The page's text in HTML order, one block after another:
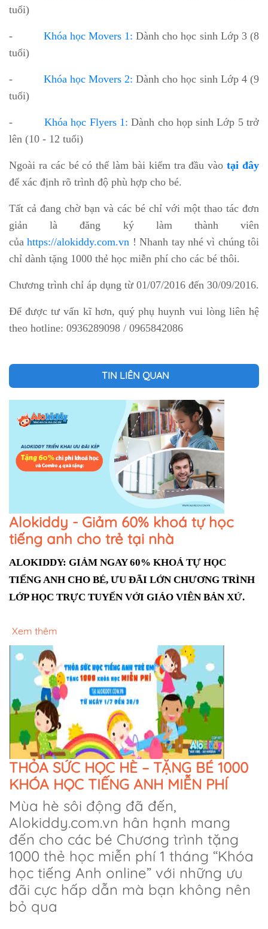
tuổi)
- Khóa học Movers 1: Dành cho học sinh Lớp 3 (8
tuổi)
- Khóa học Movers 2: Dành cho học sinh Lớp 4 (9
tuổi)
- Khóa học Flyers 1: Dành cho họp sinh Lớp 5 trở
lên (10 - 12 tuổi)
Ngoài ra các bé có thể làm bài kiểm tra đầu vàotại đây
để xác định rõ trình độ phù hợp cho bé.
Tất cả đang chờ bạn và các bé chỉ với một thao tác đơn
giản là đăng ký làm thành viên
củahttps://alokiddy.com.vn ! Nhanh tay nhé vì chúng tôi
chỉ dành tặng 1000 thẻ học miễn phí cho các bé thôi.
Chương trình chỉ áp dụng từ 01/07/2016 đến 30/09/2016.
Để được tư vấn kĩ hơn, quý phụ huynh vui lòng liên hệ
theo hotline: 0936289098 / 0965842086
TIN LIÊN QUAN
Alokiddy - Giảm 60% khoá tự học
tiếng anh cho trẻ tại nhà
ALOKIDDY: GIẢM NGAY 60% KHOÁ TỰ HỌC
TIẾNG ANH CHO BÉ, ƯU ĐÃI LỚN CHƯƠNG TRÌNH
LỚP HỌC TRỰC TUYẾN VỚI GIÁO VIÊN BẢN XỨ.
Xem thêm
THỎA SỨC HỌC HÈ – TẶNG BÉ 1000
KHÓA HỌC TIẾNG ANH MIỄN PHÍ
Mùa hè sôi động đã đến,
Alokiddy.com.vn hân hạnh mang
đến cho các bé Chương trình tặng
1000 thẻ học miễn phí 1 tháng “Khóa
học tiếng Anh online” với những ưu
đãi cực hấp dẫn mà bạn không nên
bỏ qua